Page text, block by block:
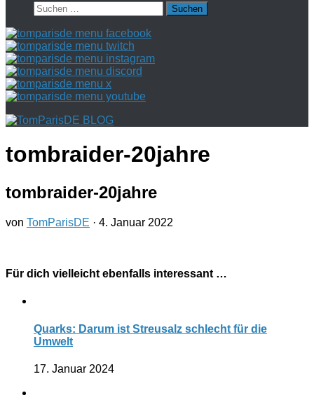
Suchen
nach:
tombraider-20jahre
tombraider-20jahre
von TomParisDE · 4. Januar 2022
Für dich vielleicht ebenfalls interessant …
Quarks: Darum ist Streusalz schlecht für die
Umwelt
17. Januar 2024